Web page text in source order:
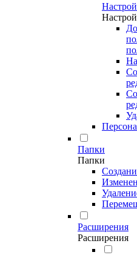
Папки
Папки
Расширения
Расширения